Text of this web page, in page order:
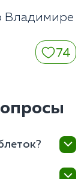
Владимире
74